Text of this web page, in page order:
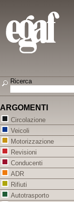
Ricerca
ARGOMENTI
Circolazione
Veicoli
Motorizzazione
Revisioni
Conducenti
ADR
Rifiuti
Autotrasporto